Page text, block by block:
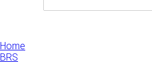
Home
BRS